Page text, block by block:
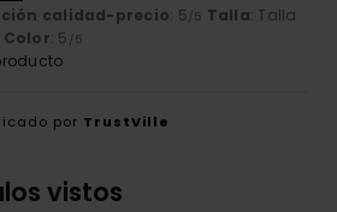
calidad-precio: 5/5 Talla: Talla
Color: 5 /5
por TrustVille
vistos